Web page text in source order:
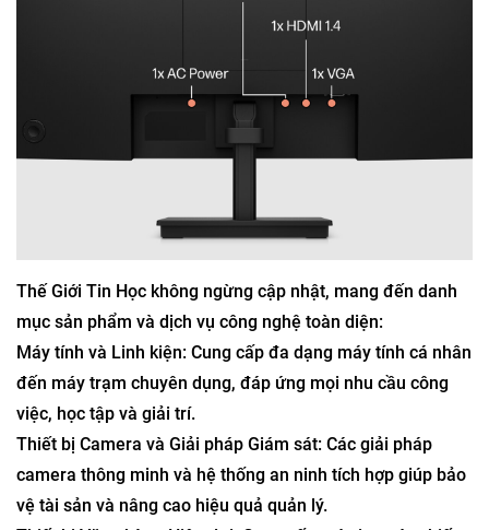
Thế Giới Tin Học không ngừng cập nhật, mang đến danh
mục sản phẩm và dịch vụ công nghệ toàn diện:
Máy tính và Linh kiện: Cung cấp đa dạng máy tính cá nhân
đến máy trạm chuyên dụng, đáp ứng mọi nhu cầu công
việc, học tập và giải trí.
Thiết bị Camera và Giải pháp Giám sát: Các giải pháp
camera thông minh và hệ thống an ninh tích hợp giúp bảo
vệ tài sản và nâng cao hiệu quả quản lý.